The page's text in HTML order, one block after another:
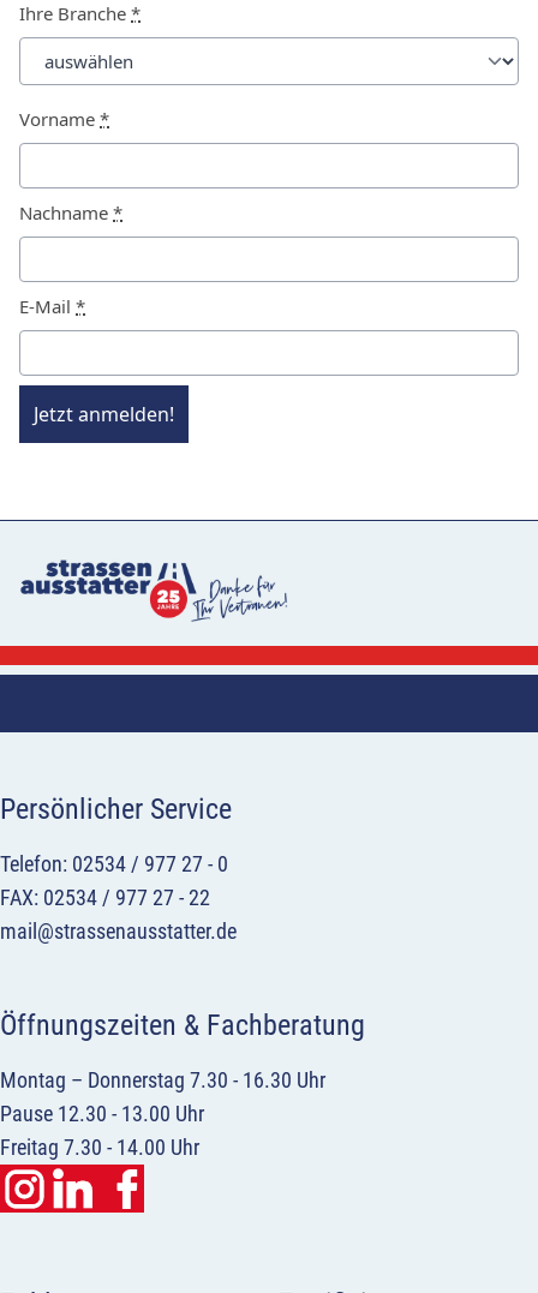
Ihre Branche *
Vorname *
Nachname *
E-Mail *
Jetzt anmelden!
Persönlicher Service
Telefon: 02534 / 977 27 - 0
FAX: 02534 / 977 27 - 22
mail@strassenausstatter.de
Öffnungszeiten & Fachberatung
Montag – Donnerstag 7.30 - 16.30 Uhr
Pause 12.30 - 13.00 Uhr
Freitag 7.30 - 14.00 Uhr